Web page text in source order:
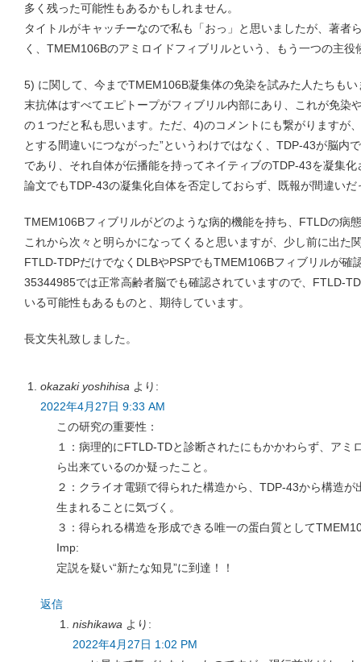
多く残った可能性もあるかもしれません。
タイトルがキャッチーなので私も「おっ」と思いましたが、著者
く、TMEM106Bのアミロイドフィブリルという、もう一つの主
5) に関して、今までTMEM106B凝集体の免染を試みた人たちも
末抗体はすべてエピトープがフィブリル内部にあり、これが免染
の１つだと私も思います。ただ、4)のコメントにも繋がりますが
とする間違いにつながった”というわけではなく、TDP-43が脳内
であり、それ自体が伝播能を持ってネイティブのTDP-43を凝集
論文でもTDP-43の凝集化自体を否定しておらず、既報が間違い
TMEM106Bフィブリルがどのような病的機能を持ち、FTLDの病
これから次々と明らかになってくると思いますが、少し前に出た
FTLD-TDPだけでなくDLBやPSPでもTMEM106Bフィブリルが確
35344985では正常高齢者脳でも確認されていますので、FTLD-
いる可能性もあるものと、期待しています。
長文失礼致しました。
okazaki yoshihisa より:
2022年4月27日 9:33 AM
この研究の重要性：
１：病理的にFTLD-TDと診断されたにもかかわらず、アミ
ら出来ているのか疑ったこと。
２：クライオ電顕で得られた構造から、TDP-43から構造
生まれることに気づく。
３：得られる構造を形成できる唯一の蛋白質として
Imp:
定説を疑い“新たな知見”に到達！！
返信
nishikawa より:
2022年4月27日 1:02 PM